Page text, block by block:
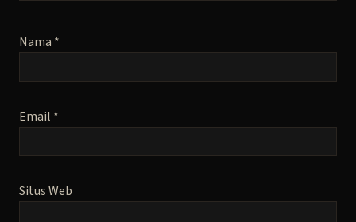
Nama *
Email *
Situs Web